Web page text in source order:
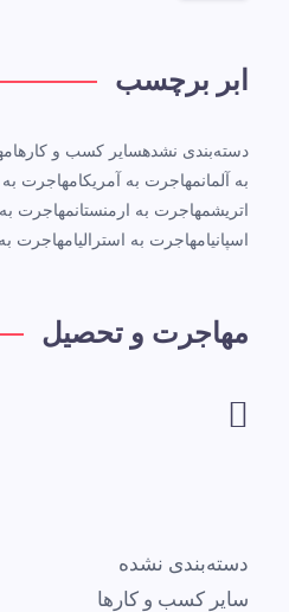
ابر برچسب
دسته‌بندی نشدهسایر کسب و کارها
به آلمانمهاجرت به آمریکامهاجرت به
اتریشمهاجرت به ارمنستانمهاجرت به
اسپانیامهاجرت به استرالیامهاجرت
مهاجرت و تحصیل
دسته‌بندی نشده
سایر کسب و کارها